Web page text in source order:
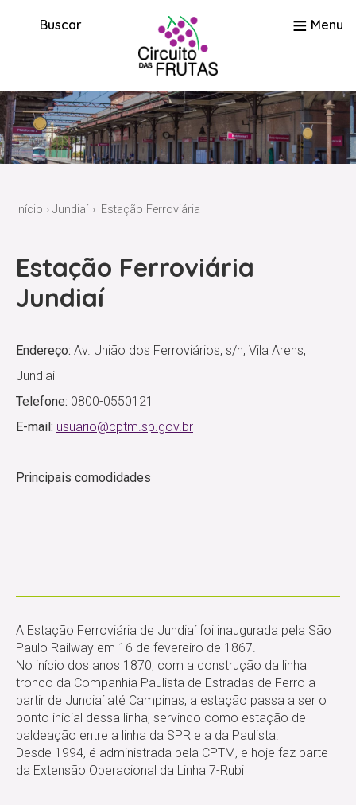
Buscar ≡ Menu
Início › Jundiaí Estação Ferroviária
Estação Ferroviária
Jundiaí
Endereço: Av. União dos Ferroviários, s/n, Vila Arens,
Jundiaí
Telefone: 0800-0550121
E-mail: usuario@cptm.sp.gov.br
Principais comodidades
A Estação Ferroviária de Jundiaí foi inaugurada pela São
Paulo Railway em 16 de fevereiro de 1867.
No início dos anos 1870, com a construção da linha
tronco da Companhia Paulista de Estradas de Ferro a
partir de Jundiaí até Campinas, a estação passa a ser o
ponto inicial dessa linha, servindo como estação de
baldeação entre a linha da SPR e a da Paulista.
Desde 1994, é administrada pela CPTM, e hoje faz parte
da Extensão Operacional da Linha 7-Rubi